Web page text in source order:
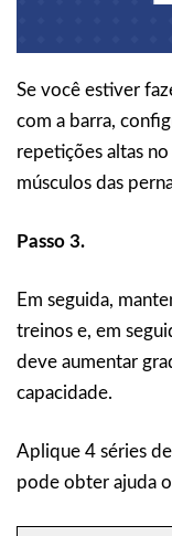
Se você estiver
com a barra,
repetições altas
músculos das
Passo 3.
Em seguida,
treinos e, em
deve aumentar
capacidade.
Aplique 4 séries
pode obter ajuda